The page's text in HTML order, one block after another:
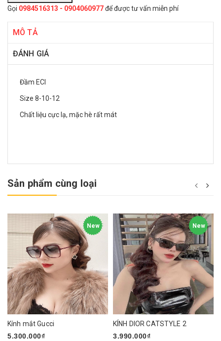
Gọi 0984516313 - 0904060977để được tư vấn miễn phí
MÔ TẢ
ĐÁNH GIÁ
Đầm ECI
Size 8-10-12
Chất liệu cực lạ, mặc hè rất mát
Sản phẩm cùng loại
New
Kính mắt Gucci
5.300.000₫
New
KÍNH DIOR CATSTYLE 2
3.990.000₫